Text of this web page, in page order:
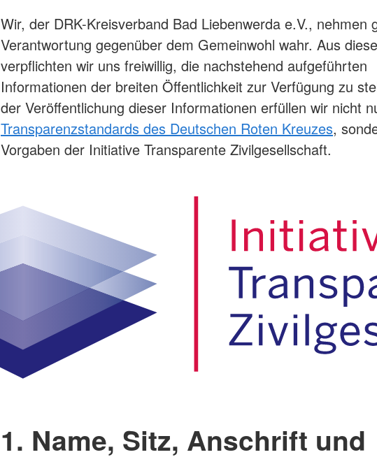
Wir, der DRK-Kreisverband Bad Liebenwerda e.V., nehmen
Verantwortung gegenüber dem Gemeinwohl wahr. Aus
verpflichten wir uns freiwillig, die nachstehend aufgeführten
Informationen der breiten Öffentlichkeit zur Verfügung zu
der Veröffentlichung dieser Informationen erfüllen wir nicht
Transparenzstandards des Deutschen Roten Kreuzes,
Vorgaben der Initiative Transparente Zivilgesellschaft.
1. Name, Sitz, Anschrift und